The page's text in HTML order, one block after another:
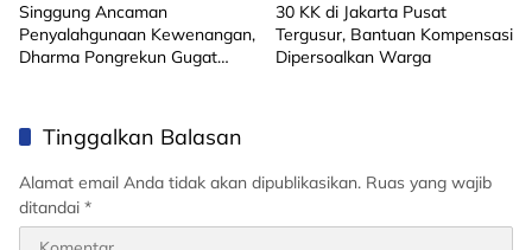
Singgung Ancaman
Penyalahgunaan Kewenangan,
Dharma Pongrekun Gugat
30 KK di Jakarta Pusat
Tergusur, Bantuan Kompensasi
Dipersoalkan Warga
Tinggalkan Balasan
Alamat email Anda tidak akan dipublikasikan. Ruas yang wajib
ditandai *